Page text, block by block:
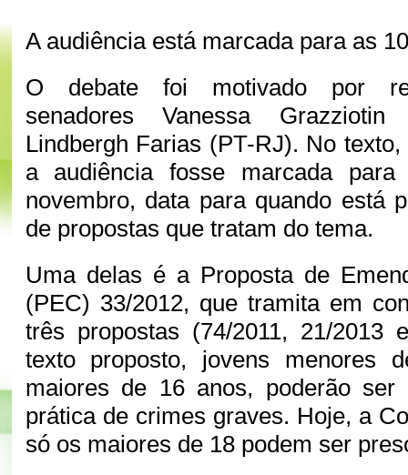
A audiência está marcada para as
O debate foi motivado por
senadores Vanessa
Lindbergh Farias (PT-RJ). No
a audiência fosse marcada
novembro, data para quando está
de propostas que tratam do tema.
Uma delas é a Proposta de
(PEC) 33/2012, que tramita em
três propostas (74/2011, 21/2013
texto proposto, jovens menores
maiores de 16 anos, poderão ser
prática de crimes graves. Hoje, a
só os maiores de 18 podem ser